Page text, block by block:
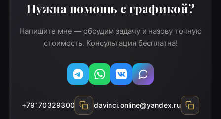
Нужна помощь с графикой?
Напишите мне — обсудим задачу и назову точную
стоимость. Консультация бесплатна!
TelegramWhatsAppВконтакте
MAX
+79170329300 davinci.online@yandex.ru